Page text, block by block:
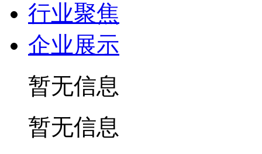
行业聚焦
企业展示
暂无信息
暂无信息